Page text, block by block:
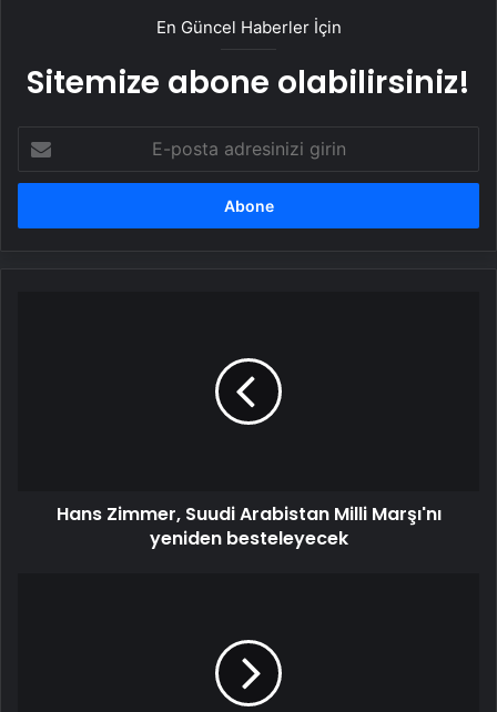
En Güncel Haberler İçin
Sitemize abone olabilirsiniz!
posta
adresinizi
Hans Zimmer, Suudi Arabistan Milli Marşı'nı
yeniden besteleyecek